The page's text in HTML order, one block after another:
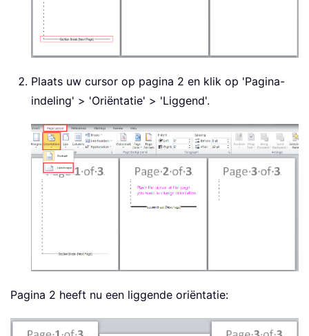
Plaats uw cursor op pagina 2 en klik op 'Pagina-
indeling' > 'Oriëntatie' > 'Liggend'.
Pagina 2 heeft nu een liggende oriëntatie: